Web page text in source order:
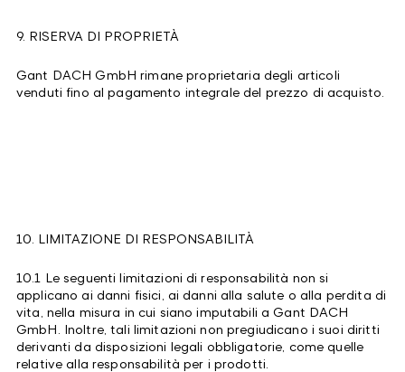
9. RISERVA DI PROPRIETÀ
Gant DACH GmbH rimane proprietaria degli articoli
venduti fino al pagamento integrale del prezzo di acquisto.
10. LIMITAZIONE DI RESPONSABILITÀ
10.1 Le seguenti limitazioni di responsabilità non si
applicano ai danni fisici, ai danni alla salute o alla perdita di
vita, nella misura in cui siano imputabili a Gant DACH
GmbH. Inoltre, tali limitazioni non pregiudicano i suoi diritti
derivanti da disposizioni legali obbligatorie, come quelle
relative alla responsabilità per i prodotti.